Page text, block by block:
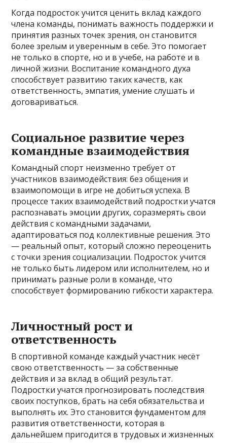
Когда подросток учится ценить вклад каждого
члена команды, понимать важность поддержки и
принятия разных точек зрения, он становится
более зрелым и уверенным в себе. Это помогает
не только в спорте, но и в учебе, на работе и в
личной жизни. Воспитание командного духа
способствует развитию таких качеств, как
ответственность, эмпатия, умение слушать и
договариваться.
Социальное развитие через
командные взаимодействия
Командный спорт неизменно требует от
участников взаимодействия: без общения и
взаимопомощи в игре не добиться успеха. В
процессе таких взаимодействий подростки учатся
распознавать эмоции других, соразмерять свои
действия с командными задачами,
адаптироваться под коллективные решения. Это
— реальный опыт, который сложно переоценить
с точки зрения социализации. Подросток учится
не только быть лидером или исполнителем, но и
принимать разные роли в команде, что
способствует формированию гибкости характера.
Личностный рост и
ответственность
В спортивной команде каждый участник несёт
свою ответственность — за собственные
действия и за вклад в общий результат.
Подростки учатся прогнозировать последствия
своих поступков, брать на себя обязательства и
выполнять их. Это становится фундаментом для
развития ответственности, которая в
дальнейшем пригодится в трудовых и жизненных